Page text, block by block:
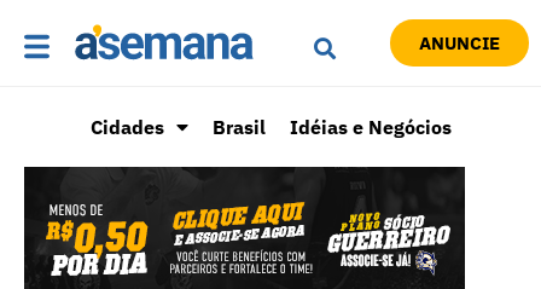
ANUNCIE
Cidades Brasil Idéias e Negócios